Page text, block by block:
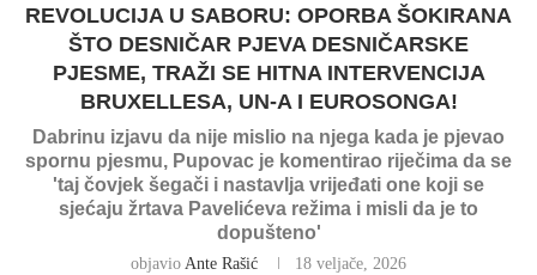
REVOLUCIJA U SABORU: OPORBA ŠOKIRANA
ŠTO DESNIČAR PJEVA DESNIČARSKE
PJESME, TRAŽI SE HITNA INTERVENCIJA
BRUXELLESA, UN-A I EUROSONGA!
Dabrinu izjavu da nije mislio na njega kada je pjevao
spornu pjesmu, Pupovac je komentirao riječima da se
'taj čovjek šegači i nastavlja vrijeđati one koji se
sjećaju žrtava Pavelićeva režima i misli da je to
dopušteno'
objavio Ante Rašić 18 veljače, 2026